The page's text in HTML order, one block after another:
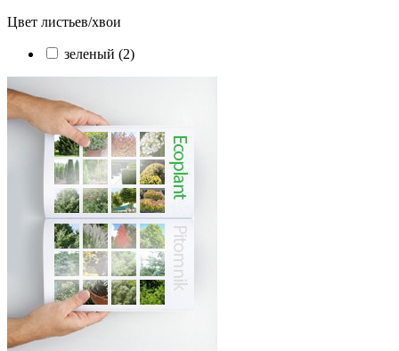
Цвет листьев/хвои
зеленый (2)